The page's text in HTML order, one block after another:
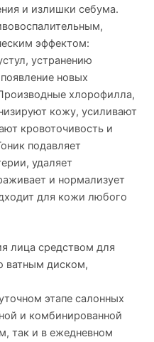
и излишки себума.
эффектом:
устранению
новых
хлорофилла,
кожу, усиливают
кровоточивость и
подавляет
удаляет
и нормализует
для кожи любого
лица средством для
ватным диском,
этапе салонных
и комбинированной
так и в ежедневном